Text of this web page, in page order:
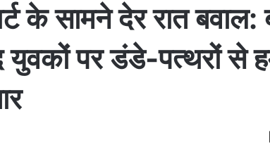
के सामने देर रात बवाल:
पर डंडे-पत्थरों से